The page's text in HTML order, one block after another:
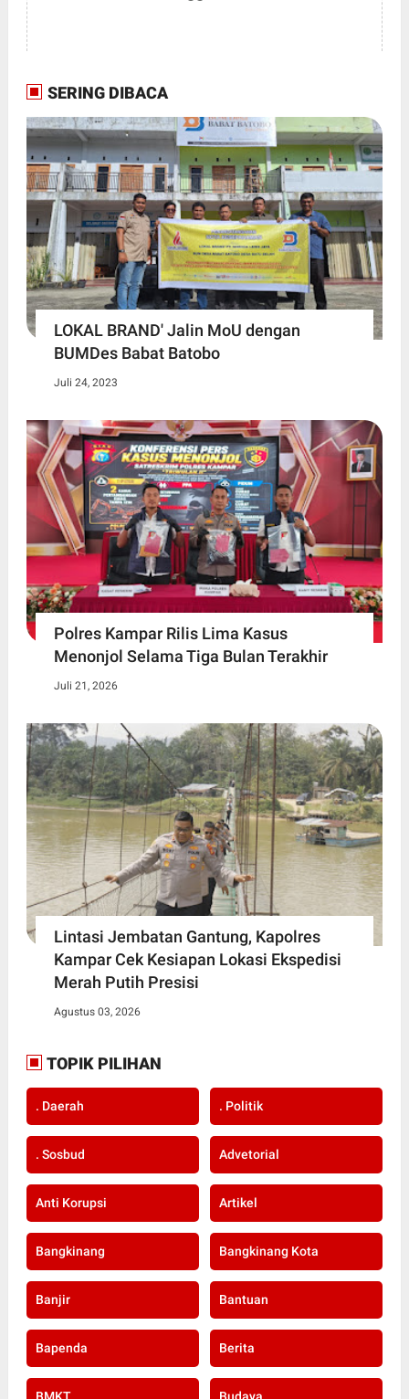
SERING DIBACA
LOKAL BRAND' Jalin MoU dengan
BUMDes Babat Batobo
Juli 24, 2023
Polres Kampar Rilis Lima Kasus
Menonjol Selama Tiga Bulan Terakhir
Juli 21, 2026
Lintasi Jembatan Gantung, Kapolres
Kampar Cek Kesiapan Lokasi Ekspedisi
Merah Putih Presisi
Agustus 03, 2026
TOPIK PILIHAN
. Daerah . Politik
. Sosbud Advetorial
Anti Korupsi Artikel
Bangkinang Bangkinang Kota
Banjir Bantuan
Bapenda Berita
BMKT Budaya